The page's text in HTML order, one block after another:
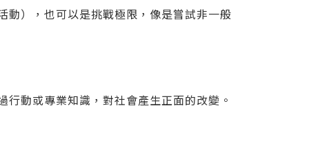
動），也可以是挑戰極限，像是嘗試非一般
動或專業知識，對社會產生正面的改變。